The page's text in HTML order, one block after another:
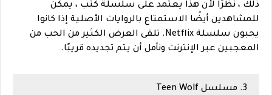
ذلك ، نظرًا لأن هذا يعتمد على سلسلة كتب ، يمكن
للمشاهدين أيضًا الاستمتاع بالروايات الأصلية إذا كانوا
يحبون سلسلة Netflix. تلقى العرض الكثير من الحب من
المعجبين عبر الإنترنت ونأمل أن يتم تجديده قريبًا.
3. مسلسل Teen Wolf